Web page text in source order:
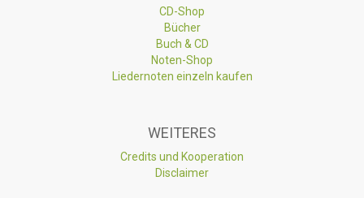
CD-Shop
Bücher
Buch & CD
Noten-Shop
Liedernoten einzeln kaufen
WEITERES
Credits und Kooperation
Disclaimer